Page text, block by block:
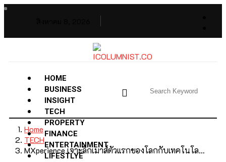
HOME
BUSINESS
INSIGHT
TECH
PROPERTY
FINANCE
ENTERTAINMENT
LIFESTLYE
Home
TECH
MXperience เจาะลึกเมาส์ตัวแรกของโลกกับเทคโนโล…